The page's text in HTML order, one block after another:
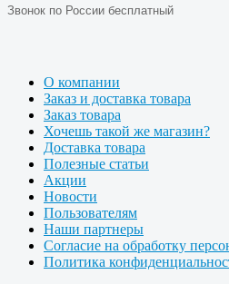
Звонок по России бесплатный
О компании
Заказ и доставка товара
Заказ товара
Хочешь такой же магазин?
Доставка товара
Полезные статьи
Акции
Новости
Пользователям
Наши партнеры
Согласие на обработку
Политика